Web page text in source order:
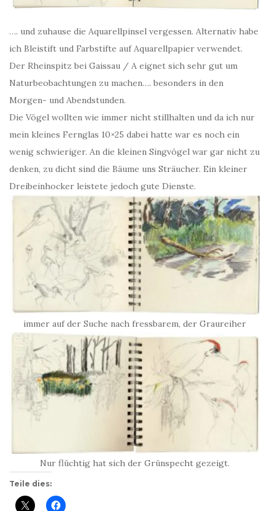
…. und zuhause die Aquarellpinsel vergessen. Alternativ habe
ich Bleistift und Farbstifte auf Aquarellpapier verwendet.
Der Rheinspitz bei Gaissau / A eignet sich sehr gut um
Naturbeobachtungen zu machen…. besonders in den
Morgen- und Abendstunden.
Die Vögel wollten wie immer nicht stillhalten und da ich nur
mein kleines Fernglas 10×25 dabei hatte war es noch ein
wenig schwieriger. An die kleinen Singvögel war gar nicht zu
denken, zu dicht sind die Bäume uns Sträucher. Ein kleiner
Dreibeinhocker leistete jedoch gute Dienste.
immer auf der Suche nach fressbarem, der Graureiher
Nur flüchtig hat sich der Grünspecht gezeigt.
Teile dies: